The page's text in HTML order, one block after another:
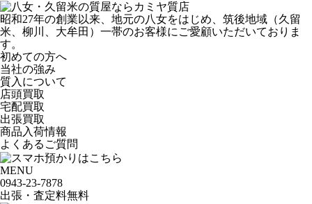
昭和27年の創業以来、地元の八女をはじめ、筑後地域（久留
米、柳川、大牟田）一帯のお客様にご愛顧いただいておりま
す。
初めての方へ
当社の強み
質入について
店頭買取
宅配買取
出張買取
商品入荷情報
よくあるご質問
MENU
0943-23-7878
出張・査定料無料